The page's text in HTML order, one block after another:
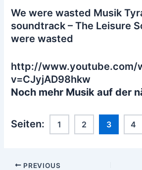
We were wasted Musik
soundtrack – The Leisure
were wasted
http://www.youtube.com/
v=CJyjAD98hkw
Noch mehr Musik auf der
Seiten: 1 2 3 4
Post
PREVIOUS